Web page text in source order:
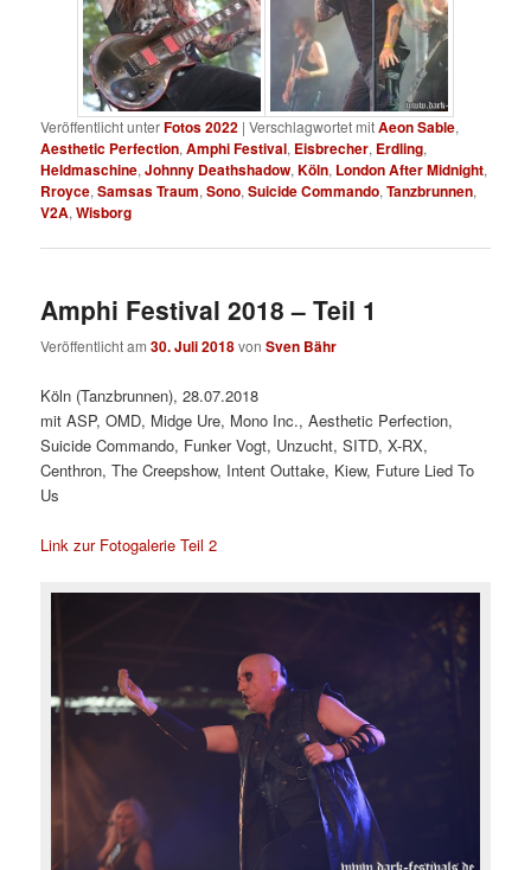
Veröffentlicht unterFotos 2022 |Verschlagwortet mitAeon Sable,
Aesthetic Perfection,Amphi Festival, Eisbrecher, Erdling,
Heldmaschine,Johnny Deathshadow,Köln, London After Midnight,
Rroyce,Samsas Traum,Sono,Suicide Commando,Tanzbrunnen,
V2A,Wisborg
Amphi Festival 2018 – Teil 1
Veröffentlicht am30. Juli 2018vonSven Bähr
Köln (Tanzbrunnen), 28.07.2018
mit ASP, OMD, Midge Ure, Mono Inc., Aesthetic Perfection,
Suicide Commando, Funker Vogt, Unzucht, SITD, X-RX,
Centhron, The Creepshow, Intent Outtake, Kiew, Future Lied To
Us
Link zur Fotogalerie Teil 2